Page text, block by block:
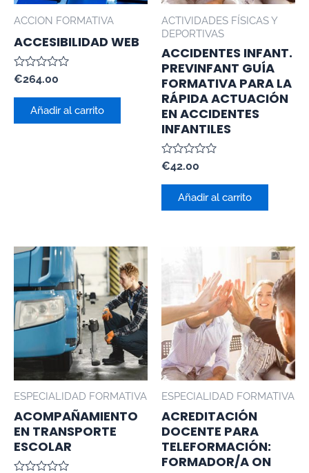
ACCION FORMATIVA
ACCESIBILIDAD WEB
Valorado
0
€264.00
Añadir al carrito
ACTIVIDADES FÍSICAS Y
DEPORTIVAS
ACCIDENTES INFANT.
PREVINFANT GUÍA
FORMATIVA PARA LA
RÁPIDA ACTUACIÓN
EN ACCIDENTES
INFANTILES
Valorado
con
0
€42.00
Añadir al carrito
ESPECIALIDAD FORMATIVA
ACOMPAÑAMIENTO
EN TRANSPORTE
ESCOLAR
ESPECIALIDAD FORMATIVA
ACREDITACIÓN
DOCENTE PARA
TELEFORMACIÓN:
FORMADOR/A ON